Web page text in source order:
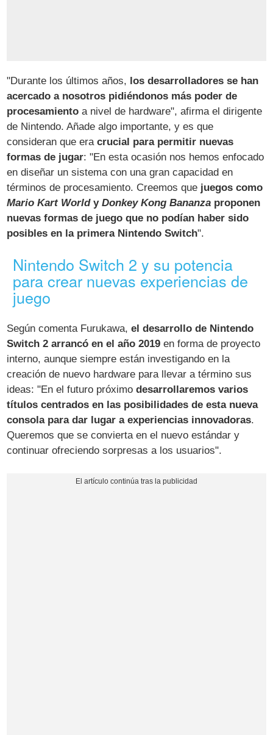
"Durante los últimos años, los desarrolladores se han
acercado a nosotros pidiéndonos más poder de
procesamiento a nivel de hardware", afirma el dirigente
de Nintendo. Añade algo importante, y es que
consideran que eracrucial para permitir nuevas
formas de jugar: "En esta ocasión nos hemos enfocado
en diseñar un sistema con una gran capacidad en
términos de procesamiento. Creemos que juegos como
Mario Kart WorldyDonkey Kong Bananza proponen
nuevas formas de juego que no podían haber sido
posibles en la primera Nintendo Switch".
Nintendo Switch 2 y su potencia
para crear nuevas experiencias de
juego
Según comenta Furukawa,el desarrollo de Nintendo
Switch 2 arrancó en el año 2019 en forma de proyecto
interno, aunque siempre están investigando en la
creación de nuevo hardware para llevar a término sus
ideas: "En el futuro próximodesarrollaremos varios
títulos centrados en las posibilidades de esta nueva
consola para dar lugar a experiencias innovadoras.
Queremos que se convierta en el nuevo estándar y
continuar ofreciendo sorpresas a los usuarios".